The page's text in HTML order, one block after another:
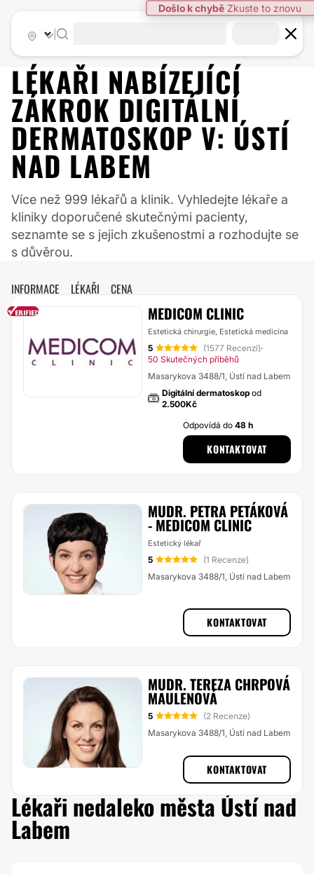
LÉKAŘI NABÍZEJÍCÍ
ZÁKROK DIGITÁLNÍ
DERMATOSKOP V: ÚSTÍ
NAD LABEM
Více než 999 lékařů a klinik. Vyhledejte lékaře a
kliniky doporučené skutečnými pacienty,
seznamte se s jejich zkušenostmi a rozhodujte se
s důvěrou.
INFORMACE LÉKAŘI CENA
MEDICOM CLINIC
Estetická chirurgie, Estetická medicína
5 (1577 Recenzí)·
50 Skutečných příběhů
Masarykova 3488/1, Ústí nad Labem
Digitální dermatoskop od
2.500Kč
Odpovídá do48 h
KONTAKTOVAT
MUDR. PETRA PETÁKOVÁ
- MEDICOM CLINIC
Estetický lékař
5
(1 Recenze)
Masarykova 3488/1, Ústí nad Labem
KONTAKTOVAT
MUDR. TEREZA CHRPOVÁ
MAULENOVÁ
5
(2 Recenze)
Masarykova 3488/1, Ústí nad Labem
KONTAKTOVAT
Lékaři nedaleko města Ústí nad
Labem